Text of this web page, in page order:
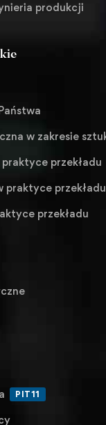
produkcji
w zakresie
przekładu
praktyce przekładu
przekładu
PIT11